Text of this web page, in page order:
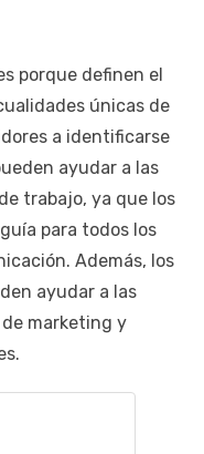
porque definen el
únicas de
a identificarse
ayudar a las
trabajo, ya que los
para todos los
Además, los
ayudar a las
marketing y